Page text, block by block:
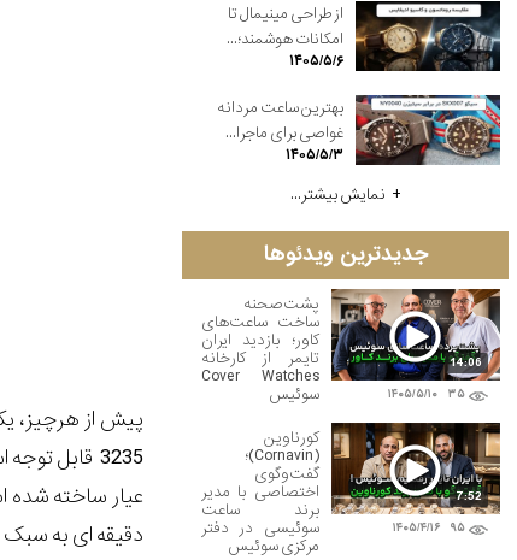
دقیقه ای به سبک
از طراحی مینیمال تا
امکانات هوشمند؛...
۱۴۰۵/۵/۶
بهترین ساعت مردانه
غواصی برای ماجرا...
۱۴۰۵/۵/۳
نمایش بیشتر...
جدیدترین ویدئوها
۳۵ ۱۴۰۵/۵/۱۰
14:06
پشت‌صحنه
ساخت ساعت‌های
کاور؛ بازدید ایران
تایمر از کارخانه
Cover Watches
سوئیس
۹۵ ۱۴۰۵/۴/۱۶
7:52
کورناوین
(Cornavin)؛
گفت‌وگوی
اختصاصی با مدیر
برند ساعت
سوئیسی در دفتر
مرکزی سوئیس